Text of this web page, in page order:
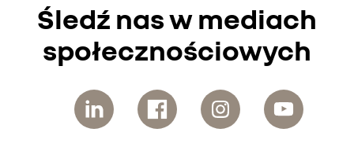
Śledź nas w mediach
społecznościowych